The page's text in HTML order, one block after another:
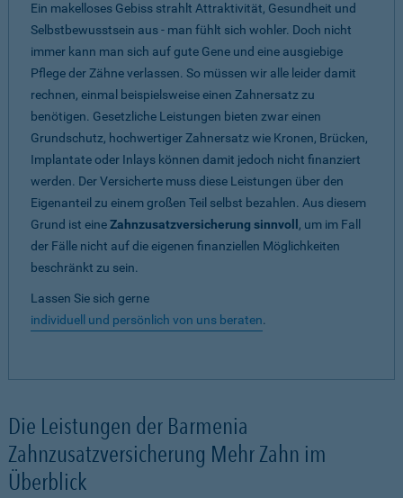
Ein makelloses Gebiss strahlt Attraktivität, Gesundheit und
Selbstbewusstsein aus - man fühlt sich wohler. Doch nicht
immer kann man sich auf gute Gene und eine ausgiebige
Pflege der Zähne verlassen. So müssen wir alle leider damit
rechnen, einmal beispielsweise einen Zahnersatz zu
benötigen. Gesetzliche Leistungen bieten zwar einen
Grundschutz, hochwertiger Zahnersatz wie Kronen, Brücken,
Implantate oder Inlays können damit jedoch nicht finanziert
werden. Der Versicherte muss diese Leistungen über den
Eigenanteil zu einem großen Teil selbst bezahlen. Aus diesem
Grund ist eineZahnzusatzversicherung sinnvoll , um im Fall
der Fälle nicht auf die eigenen finanziellen Möglichkeiten
beschränkt zu sein.
Lassen Sie sich gerne
individuell und persönlich von uns beraten.
Die Leistungen der Barmenia
Zahnzusatzversicherung Mehr Zahn im
Überblick